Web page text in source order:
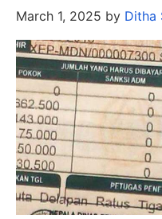
March 1, 2025 by Ditha